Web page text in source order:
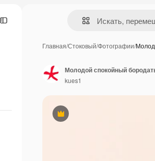
Главная/Стоковый/Фотографии/
Премиум
Молодой спокойный
kues1